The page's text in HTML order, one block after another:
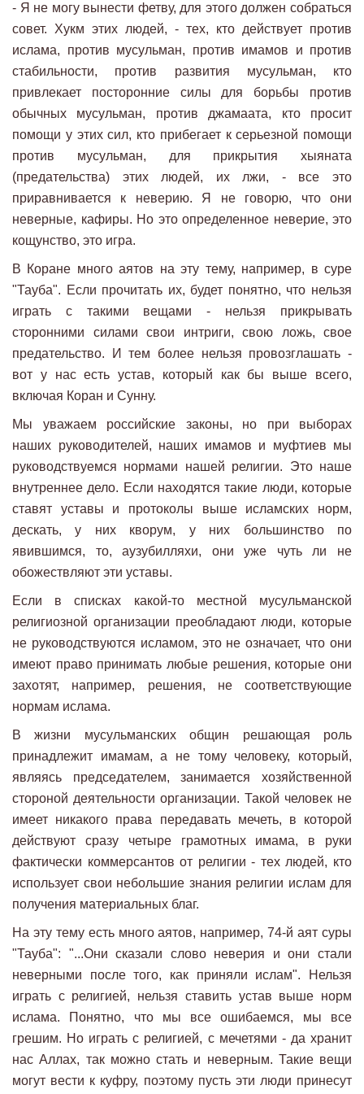
- Я не могу вынести фетву, для этого должен собраться
совет. Хукм этих людей, - тех, кто действует против
ислама, против мусульман, против имамов и против
стабильности, против развития мусульман, кто
привлекает посторонние силы для борьбы против
обычных мусульман, против джамаата, кто просит
помощи у этих сил, кто прибегает к серьезной помощи
против мусульман, для прикрытия хыяната
(предательства) этих людей, их лжи, - все это
приравнивается к неверию. Я не говорю, что они
неверные, кафиры. Но это определенное неверие, это
кощунство, это игра.
В Коране много аятов на эту тему, например, в суре
"Тауба". Если прочитать их, будет понятно, что нельзя
играть с такими вещами - нельзя прикрывать
сторонними силами свои интриги, свою ложь, свое
предательство. И тем более нельзя провозглашать -
вот у нас есть устав, который как бы выше всего,
включая Коран и Сунну.
Мы уважаем российские законы, но при выборах
наших руководителей, наших имамов и муфтиев мы
руководствуемся нормами нашей религии. Это наше
внутреннее дело. Если находятся такие люди, которые
ставят уставы и протоколы выше исламских норм,
дескать, у них кворум, у них большинство по
явившимся, то, аузубилляхи, они уже чуть ли не
обожествляют эти уставы.
Если в списках какой-то местной мусульманской
религиозной организации преобладают люди, которые
не руководствуются исламом, это не означает, что они
имеют право принимать любые решения, которые они
захотят, например, решения, не соответствующие
нормам ислама.
В жизни мусульманских общин решающая роль
принадлежит имамам, а не тому человеку, который,
являясь председателем, занимается хозяйственной
стороной деятельности организации. Такой человек не
имеет никакого права передавать мечеть, в которой
действуют сразу четыре грамотных имама, в руки
фактически коммерсантов от религии - тех людей, кто
использует свои небольшие знания религии ислам для
получения материальных благ.
На эту тему есть много аятов, например, 74-й аят суры
"Тауба": "...Они сказали слово неверия и они стали
неверными после того, как приняли ислам". Нельзя
играть с религией, нельзя ставить устав выше норм
ислама. Понятно, что мы все ошибаемся, мы все
грешим. Но играть с религией, с мечетями - да хранит
нас Аллах, так можно стать и неверным. Такие вещи
могут вести к куфру, поэтому пусть эти люди принесут